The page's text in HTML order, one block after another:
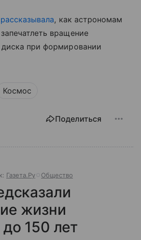
рассказывала, как астрономам
вращение
диска при формировании
Космос
Поделиться
Газета.Ру Общество
жизни
150 лет